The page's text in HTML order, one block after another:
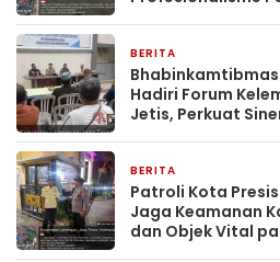
BERITA
Hadiri Forum
Jetis, Perkuat
BERITA
Patroli Kota
Jaga Keamanan
dan Objek Vital